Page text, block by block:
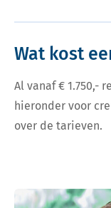
Wat kost
Al vanaf € 1.750,-
hieronder voor
over de tarieven.
Bekijk tarieven voor